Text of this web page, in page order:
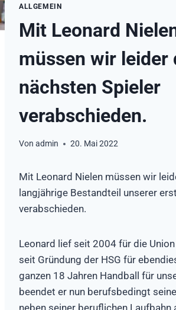
ALLGEMEIN
Mit Leonard
müssen wir leider
nächsten Spieler
verabschieden.
Von admin 20. Mai 2022
Mit Leonard Nielen müssen wir
langjährige Bestandteil unserer
verabschieden.
Leonard lief seit 2004 für die Union
seit Gründung der HSG für
ganzen 18 Jahren Handball für
beendet er nun berufsbedingt